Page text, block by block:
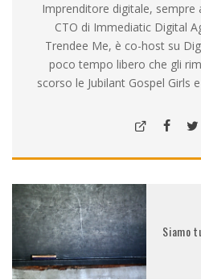
Imprenditore digitale, sempre
CTO di Immediatic Digital
Trendee Me, è co-host su
poco tempo libero che gli
scorso le Jubilant Gospel Girls
Siamo